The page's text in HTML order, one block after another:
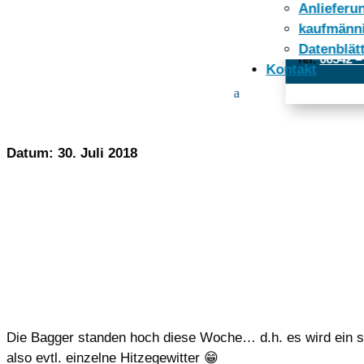
Tel:08542
Kontakt
WETTER
Datum: 30. Juli 2018
Die Bagger standen hoch diese Woche… d.h. es wird ein
also evtl. einzelne Hitzegewitter 😁